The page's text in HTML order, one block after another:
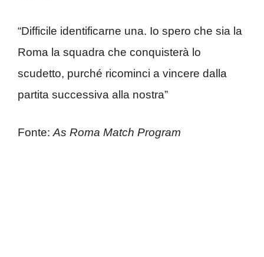
“Difficile identificarne una. Io spero che sia la
Roma la squadra che conquisterà lo
scudetto, purché ricominci a vincere dalla
partita successiva alla nostra”
Fonte:As Roma Match Program